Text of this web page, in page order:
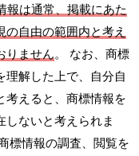
報は通常、掲載にあた
自由の範囲内と考え
りません。 なお、商標
理解した上で、自分自
考えると、商標情報を
ないと考えられま
標情報の調査、閲覧を